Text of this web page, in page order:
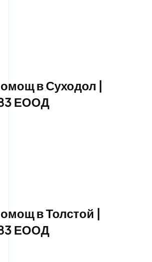
в Суходол |
ЕООД
в Толстой |
ЕООД